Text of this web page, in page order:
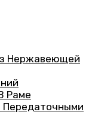
Нержавеющей
Раме
Передаточными